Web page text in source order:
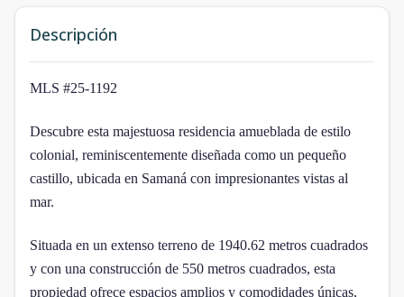
Descripción
MLS #25-1192
Descubre esta majestuosa residencia amueblada de estilo
colonial, reminiscentemente diseñada como un pequeño
castillo, ubicada en Samaná con impresionantes vistas al
mar.
Situada en un extenso terreno de 1940.62 metros cuadrados
y con una construcción de 550 metros cuadrados, esta
propiedad ofrece espacios amplios y comodidades únicas,